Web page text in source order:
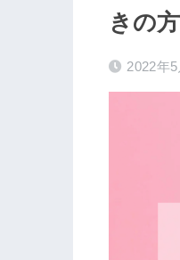
きの
2022年5